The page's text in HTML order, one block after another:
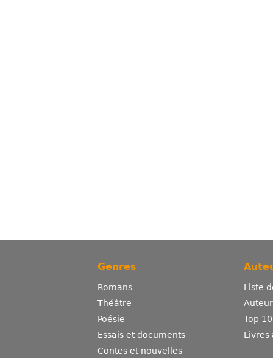
Genres
Romans
Théâtre
Poésie
Essais et documents
Contes et nouvelles
Liste
Top
Livres